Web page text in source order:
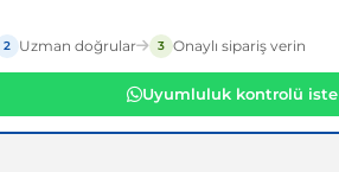
2 Uzman doğrular 3 Onaylı sipariş verin
Uyumluluk kontrolü iste